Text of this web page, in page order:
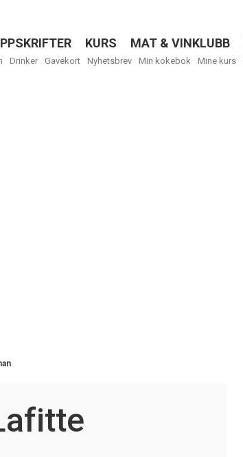
KURS MAT & VINKLUBB
Drinker Gavekort Nyhetsbrev Min kokebok Mine kurs